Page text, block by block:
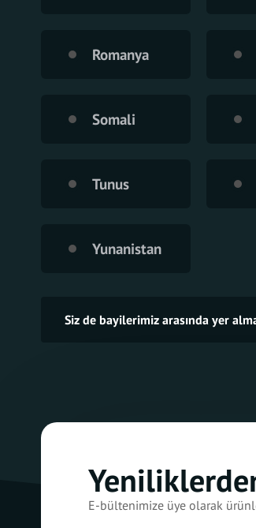
Romanya
Somali
Tunus
Yunanistan
Siz de bayilerimiz arasında yer
E-bültenimize üye olarak